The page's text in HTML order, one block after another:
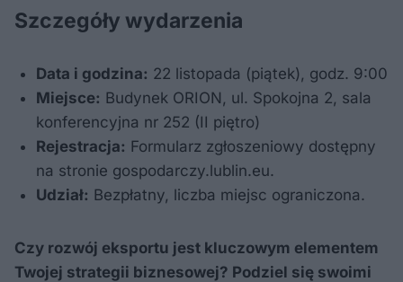
Szczegóły wydarzenia
Data i godzina: 22 listopada (piątek), godz. 9:00
Miejsce: Budynek ORION, ul. Spokojna 2, sala
konferencyjna nr 252 (II piętro)
Rejestracja: Formularz zgłoszeniowy dostępny
na stronie gospodarczy.lublin.eu.
Udział: Bezpłatny, liczba miejsc ograniczona.
Czy rozwój eksportu jest kluczowym elementem
Twojej strategii biznesowej? Podziel się swoimi